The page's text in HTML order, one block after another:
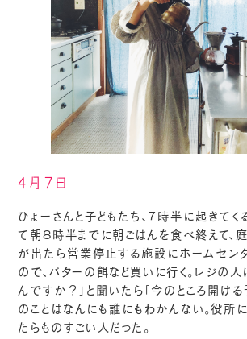
4月7日
ひょーさんと子どもたち、7時半に起きてく
て朝８時半までに朝ごはんを食べ終えて、
が出たら営業停止する施設にホームセン
ので、バターの餌など買いに行く。レジの人
んですか？」と聞いたら「今のところ開ける
のことはなんにも誰にもわかんない。役所
たらものすごい人だった。